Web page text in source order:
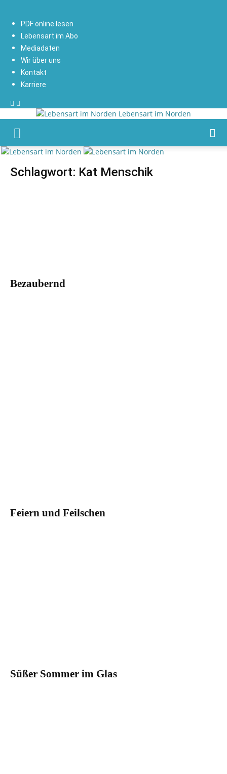
PDF online lesen
Lebensart im Abo
Mediadaten
Wir über uns
Kontakt
Karriere
Lebensart im Norden
Schlagwort: Kat Menschik
Bezaubernd
Feiern und Feilschen
Süßer Sommer im Glas